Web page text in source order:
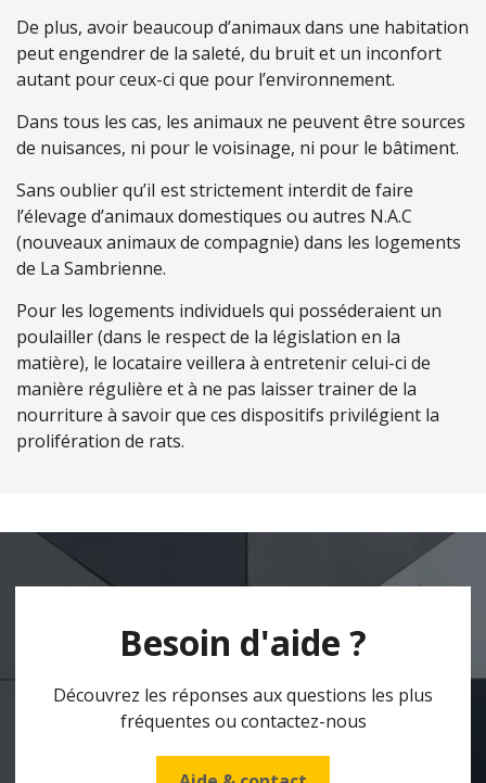
De plus, avoir beaucoup d’animaux dans une habitation
peut engendrer de la saleté, du bruit et un inconfort
autant pour ceux-ci que pour l’environnement.
Dans tous les cas, les animaux ne peuvent être sources
de nuisances, ni pour le voisinage, ni pour le bâtiment.
Sans oublier qu’iI est strictement interdit de faire
l’élevage d’animaux domestiques ou autres N.A.C
(nouveaux animaux de compagnie) dans les logements
de La Sambrienne.
Pour les logements individuels qui posséderaient un
poulailler (dans le respect de la législation en la
matière), le locataire veillera à entretenir celui-ci de
manière régulière et à ne pas laisser trainer de la
nourriture à savoir que ces dispositifs privilégient la
prolifération de rats.
Besoin d'aide ?
Découvrez les réponses aux questions les plus
fréquentes ou contactez-nous